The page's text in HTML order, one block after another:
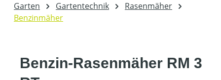
Garten Gartentechnik
Rasenmäher
Benzinmäher
Benzin-Rasenmäher RM 3